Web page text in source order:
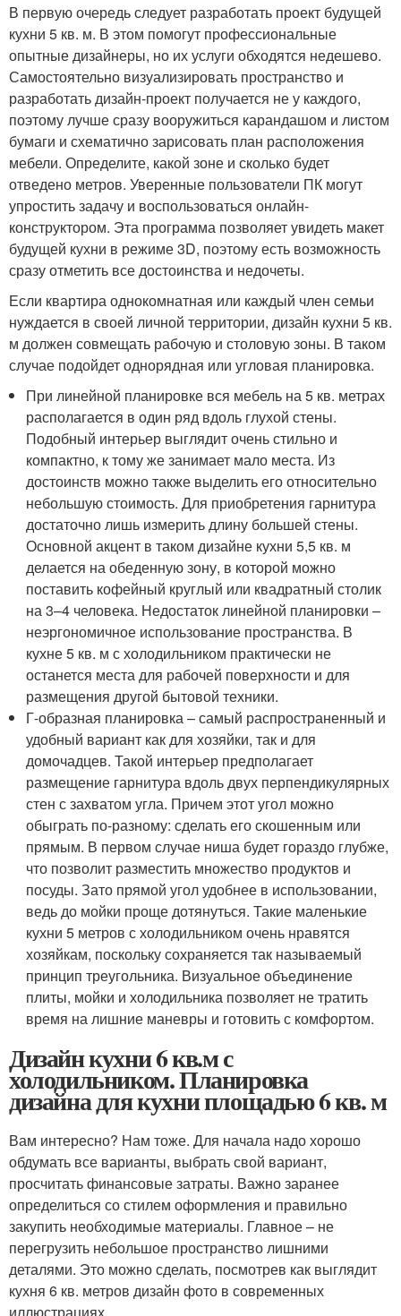
В первую очередь следует разработать проект будущей
кухни 5 кв. м. В этом помогут профессиональные
опытные дизайнеры, но их услуги обходятся недешево.
Самостоятельно визуализировать пространство и
разработать дизайн-проект получается не у каждого,
поэтому лучше сразу вооружиться карандашом и листом
бумаги и схематично зарисовать план расположения
мебели. Определите, какой зоне и сколько будет
отведено метров. Уверенные пользователи ПК могут
упростить задачу и воспользоваться онлайн-
конструктором. Эта программа позволяет увидеть макет
будущей кухни в режиме 3D, поэтому есть возможность
сразу отметить все достоинства и недочеты.
Если квартира однокомнатная или каждый член семьи
нуждается в своей личной территории, дизайн кухни 5 кв.
м должен совмещать рабочую и столовую зоны. В таком
случае подойдет однорядная или угловая планировка.
При линейной планировке вся мебель на 5 кв. метрах
располагается в один ряд вдоль глухой стены.
Подобный интерьер выглядит очень стильно и
компактно, к тому же занимает мало места. Из
достоинств можно также выделить его относительно
небольшую стоимость. Для приобретения гарнитура
достаточно лишь измерить длину большей стены.
Основной акцент в таком дизайне кухни 5,5 кв. м
делается на обеденную зону, в которой можно
поставить кофейный круглый или квадратный столик
на 3–4 человека. Недостаток линейной планировки –
неэргономичное использование пространства. В
кухне 5 кв. м с холодильником практически не
останется места для рабочей поверхности и для
размещения другой бытовой техники.
Г-образная планировка – самый распространенный и
удобный вариант как для хозяйки, так и для
домочадцев. Такой интерьер предполагает
размещение гарнитура вдоль двух перпендикулярных
стен с захватом угла. Причем этот угол можно
обыграть по-разному: сделать его скошенным или
прямым. В первом случае ниша будет гораздо глубже,
что позволит разместить множество продуктов и
посуды. Зато прямой угол удобнее в использовании,
ведь до мойки проще дотянуться. Такие маленькие
кухни 5 метров с холодильником очень нравятся
хозяйкам, поскольку сохраняется так называемый
принцип треугольника. Визуальное объединение
плиты, мойки и холодильника позволяет не тратить
время на лишние маневры и готовить с комфортом.
Дизайн кухни 6 кв.м с
холодильником. Планировка
дизайна для кухни площадью 6 кв. м
Вам интересно? Нам тоже. Для начала надо хорошо
обдумать все варианты, выбрать свой вариант,
просчитать финансовые затраты. Важно заранее
определиться со стилем оформления и правильно
закупить необходимые материалы. Главное – не
перегрузить небольшое пространство лишними
деталями. Это можно сделать, посмотрев как выглядит
кухня 6 кв. метров дизайн фото в современных
иллюстрациях.